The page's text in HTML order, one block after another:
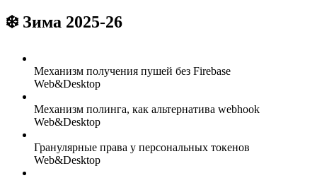
❄️ Зима 2025-26
Механизм получения пушей без Firebase
Web&Desktop
Механизм полинга, как альтернатива webhook
Web&Desktop
Гранулярные права у персональных токенов
Web&Desktop